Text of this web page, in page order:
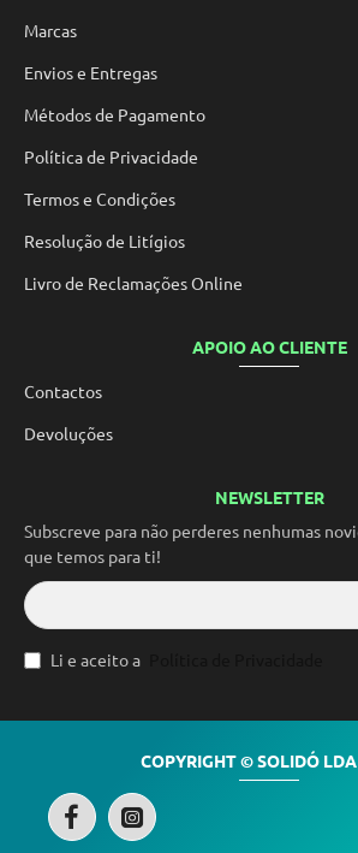
Marcas
Envios e Entregas
Métodos de Pagamento
Política de Privacidade
Termos e Condições
Resolução de Litígios
Livro de Reclamações Online
APOIO AO CLIENTE
Contactos
Devoluções
NEWSLETTER
Subscreve para não perderes nenhumas
que temos para ti!
Li e aceito a
COPYRIGHT © SOLIDÓ